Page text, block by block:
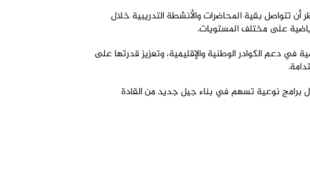
تتواصل بقية المحاضرات والأنشطة التدريبية خلال
على مختلف المستويات.
في دعم الكوادر الوطنية والإقليمية، وتعزيز قدرتها على
.
خلال برامج نوعية تسهم في بناء جيل جديد من القادة